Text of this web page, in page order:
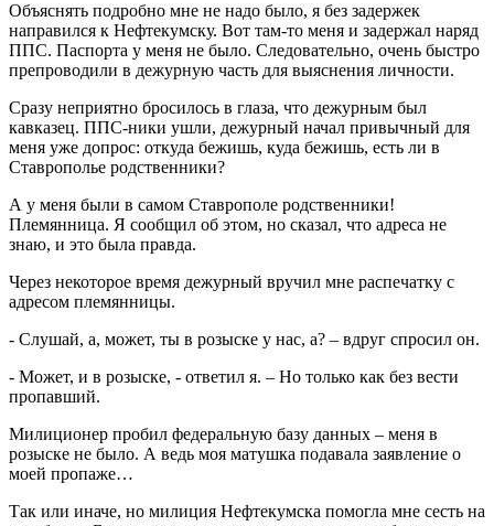
Объяснять подробно мне не надо было, я без задержек
направился к Нефтекумску. Вот там-то меня и задержал наряд
ППС. Паспорта у меня не было. Следовательно, очень быстро
препроводили в дежурную часть для выяснения личности.
Сразу неприятно бросилось в глаза, что дежурным был
кавказец. ППС-ники ушли, дежурный начал привычный для
меня уже допрос: откуда бежишь, куда бежишь, есть ли в
Ставрополье родственники?
А у меня были в самом Ставрополе родственники!
Племянница. Я сообщил об этом, но сказал, что адреса не
знаю, и это была правда.
Через некоторое время дежурный вручил мне распечатку с
адресом племянницы.
- Слушай, а, может, ты в розыске у нас, а? – вдруг спросил он.
- Может, и в розыске, - ответил я. – Но только как без вести
пропавший.
Милиционер пробил федеральную базу данных – меня в
розыске не было. А ведь моя матушка подавала заявление о
моей пропаже…
Так или иначе, но милиция Нефтекумска помогла мне сесть на